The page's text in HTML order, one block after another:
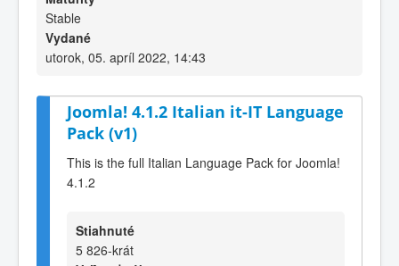
Stable
Vydané
utorok, 05. apríl 2022, 14:43
Joomla! 4.1.2 Italian it-IT Language
Pack (v1)
This is the full Italian Language Pack for Joomla!
4.1.2
Stiahnuté
5 826-krát